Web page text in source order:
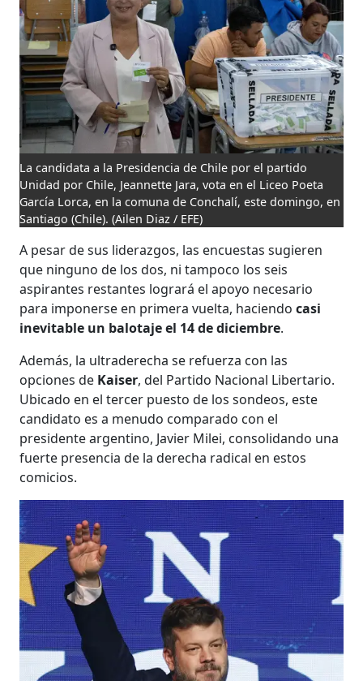
La candidata a la Presidencia de Chile por el partido
Unidad por Chile, Jeannette Jara, vota en el Liceo Poeta
García Lorca, en la comuna de Conchalí, este domingo, en
Santiago (Chile).(Ailen Diaz / EFE)
A pesar de sus liderazgos, las encuestas sugieren
que ninguno de los dos, ni tampoco los seis
aspirantes restantes logrará el apoyo necesario
para imponerse en primera vuelta, haciendocasi
inevitable un balotaje el 14 de diciembre.
Además, la ultraderecha se refuerza con las
opciones de Kaiser, del Partido Nacional Libertario.
Ubicado en el tercer puesto de los sondeos, este
candidato es a menudo comparado con el
presidente argentino, Javier Milei, consolidando una
fuerte presencia de la derecha radical en estos
comicios.